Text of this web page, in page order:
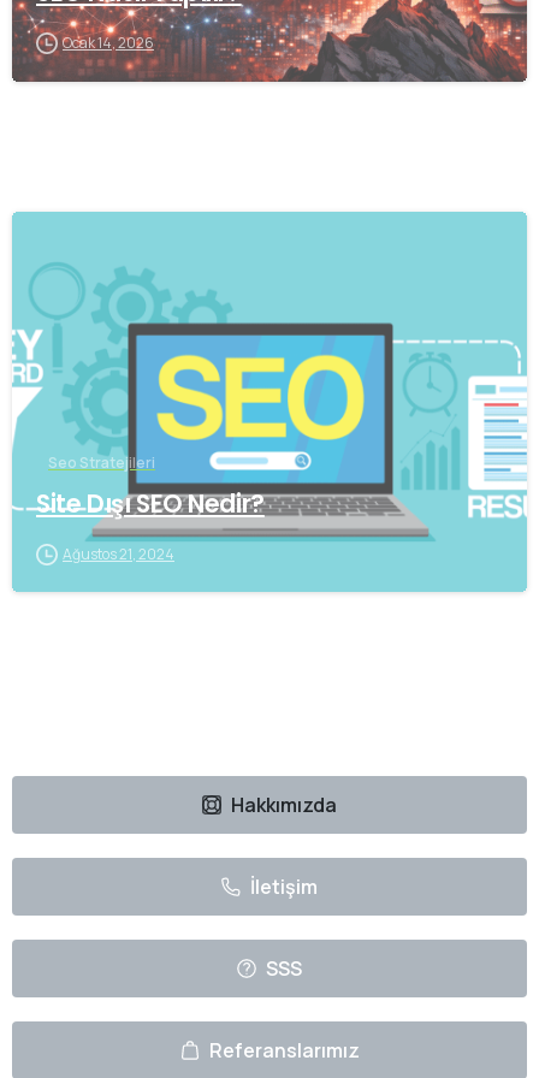
Ocak 14, 2026
Seo Stratejileri
Site Dışı SEO Nedir?
Ağustos 21, 2024
Hakkımızda
İletişim
SSS
Referanslarımız